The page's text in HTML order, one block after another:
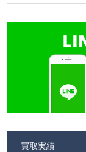
買取実績